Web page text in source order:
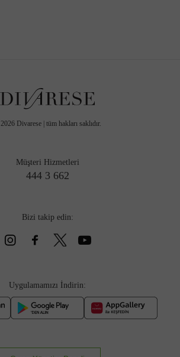
2026 Divarese | tüm hakları saklıdır.
Müşteri Hizmetleri
444 3 662
Bizi takip edin:
Uygulamamızı İndirin: